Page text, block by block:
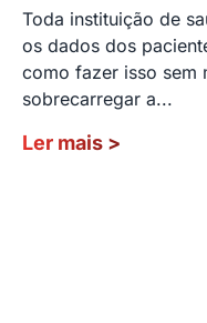
Toda instituição de
os dados dos
como fazer isso sem
sobrecarregar a...
Ler mais >